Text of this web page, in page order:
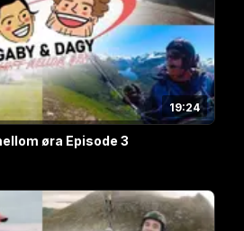
19:24
øra Episode 3